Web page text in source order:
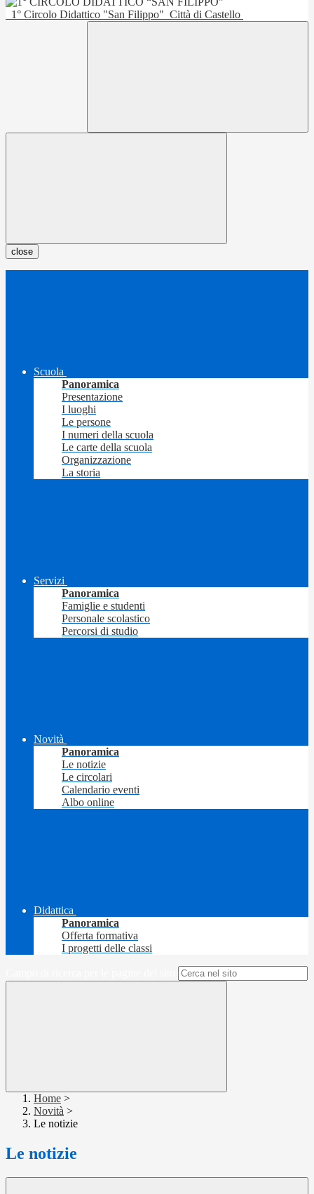
1° Circolo Didattico "San Filippo" Città di Castello
close
Scuola
Panoramica
Presentazione
I luoghi
Le persone
I numeri della scuola
Le carte della scuola
Organizzazione
La storia
Servizi
Panoramica
Famiglie e studenti
Personale scolastico
Percorsi di studio
Novità
Panoramica
Le notizie
Le circolari
Calendario eventi
Albo online
Didattica
Panoramica
Offerta formativa
I progetti delle classi
Home >
Novità >
Le notizie
Le notizie